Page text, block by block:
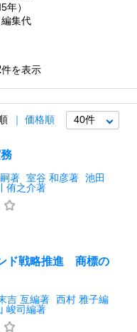
）
集代
件を表示
価格順
著 室谷 和彦著 池田
侑之介著
ド戦略推進 商標の
吉 亙編著 西村 雅子編
峻司編著